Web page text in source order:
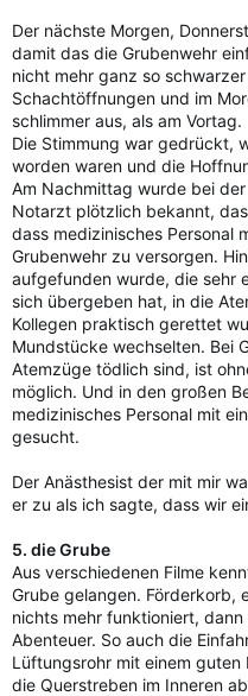
Der nächste Morgen,
damit das die Grubenwehr
nicht mehr ganz so
Schachtöffnungen und im
schlimmer aus, als am Vortag.
Die Stimmung war gedrückt,
worden waren und die
Am Nachmittag wurde bei
Notarzt plötzlich bekannt,
dass medizinisches Personal
Grubenwehr zu versorgen.
aufgefunden wurde, die sehr
sich übergeben hat, in die
Kollegen praktisch gerettet
Mundstücke wechselten. Bei
Atemzüge tödlich sind, ist
möglich. Und in den großen
medizinisches Personal mit
gesucht.
Der Anästhesist der mit mir
er zu als ich sagte, dass wir
5. die Grube
Aus verschiedenen Filme
Grube gelangen. Förderkorb,
nichts mehr funktioniert,
Abenteuer. So auch die
Lüftungsrohr mit einem guten
die Querstreben im Inneren